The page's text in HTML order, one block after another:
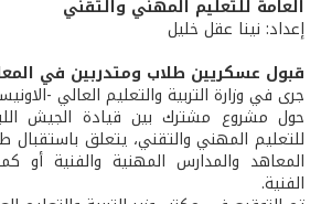
العامة للتعليم المهني والتقني
إعداد: نينا عقل خليل
قبول عسكريين طلاب ومتدربين في
جرى في وزارة التربية والتعليم العالي -
حول مشروع مشترك بين قيادة الجيش
للتعليم المهني والتقني، يتعلق
المعاهد والمدارس المهنية والفنية أو
الفنية.